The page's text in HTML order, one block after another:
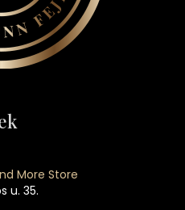
More Store
u. 35.